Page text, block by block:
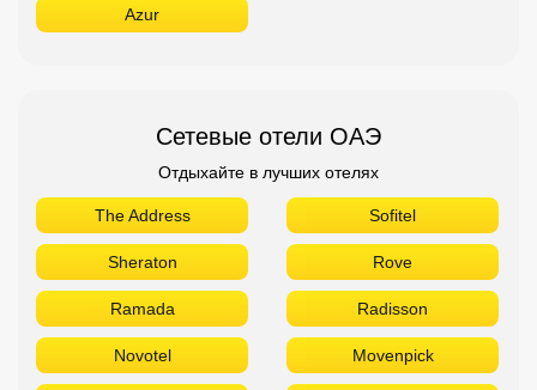
Azur
Сетевые отели ОАЭ
Отдыхайте в лучших отелях
The Address Sofitel
Sheraton Rove
Ramada Radisson
Novotel Movenpick